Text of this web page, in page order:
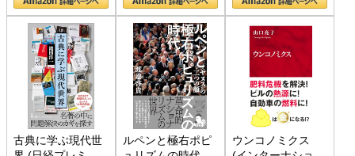
書)
古典に学ぶ現代世
ルペンと極右ポピ
ウンコノミクス